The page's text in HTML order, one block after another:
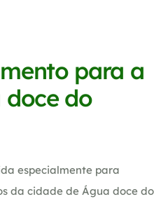
para a
doce do
especialmente para
da cidade de Água doce do